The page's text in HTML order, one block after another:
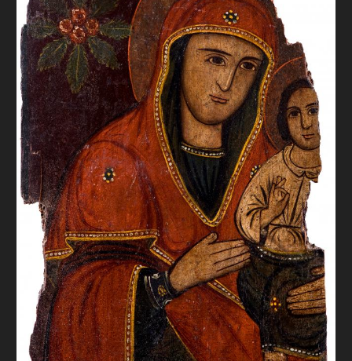
ОНЛАЙН-КРАМНИЦЯ
ПІДТРИМАТИ